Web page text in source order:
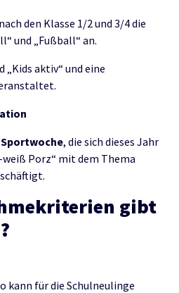
den Klasse 1/2 und 3/4 die
und „Fußball“ an.
„Kids aktiv“ und eine
Sportwoche, die sich dieses Jahr
Porz“ mit dem Thema
gibt
kann für die Schulneulinge